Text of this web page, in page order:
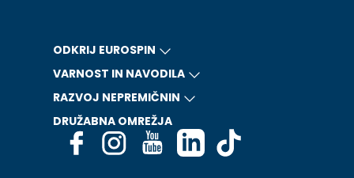
ODKRIJ EUROSPIN
VARNOST IN NAVODILA
RAZVOJ NEPREMIČNIN
DRUŽABNA OMREŽJA